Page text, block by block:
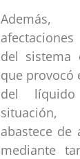
del sistema
que provocó
del
abastece de
mediante